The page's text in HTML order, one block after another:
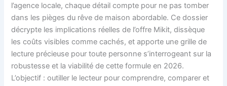
l’agence locale, chaque détail compte pour ne pas tomber
dans les pièges du rêve de maison abordable. Ce dossier
décrypte les implications réelles de l’offre Mikit, dissèque
les coûts visibles comme cachés, et apporte une grille de
lecture précieuse pour toute personne s’interrogeant sur la
robustesse et la viabilité de cette formule en 2026.
L’objectif : outiller le lecteur pour comprendre, comparer et